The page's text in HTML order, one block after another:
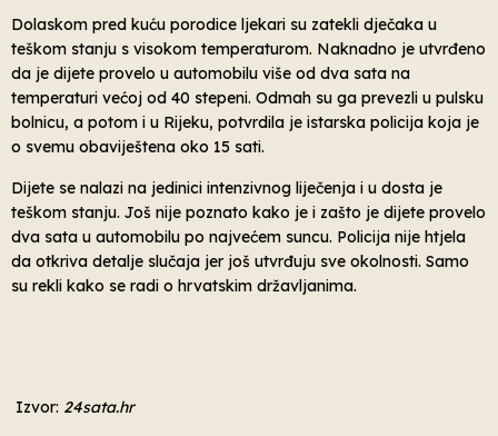
Dolaskom pred kuću porodice ljekari su zatekli dječaka u
teškom stanju s visokom temperaturom. Naknadno je utvrđeno
da je dijete provelo u automobilu više od dva sata na
temperaturi većoj od 40 stepeni. Odmah su ga prevezli u pulsku
bolnicu, a potom i u Rijeku, potvrdila je istarska policija koja je
o svemu obaviještena oko 15 sati.
Dijete se nalazi na jedinici intenzivnog liječenja i u dosta je
teškom stanju. Još nije poznato kako je i zašto je dijete provelo
dva sata u automobilu po najvećem suncu. Policija nije htjela
da otkriva detalje slučaja jer još utvrđuju sve okolnosti. Samo
su rekli kako se radi o hrvatskim državljanima.
Izvor: 24sata.hr